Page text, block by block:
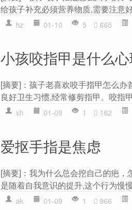
给孩子补充必须营养物质,需要注意
hz 01-10 5 665
小孩咬指甲是什么
[摘要]：孩子老喜欢咬手指甲怎么
良好卫生习惯,经常修剪指甲。咬指
xh 01-09 1 162
爱抠手指是焦虑
[摘要]：我为什么总会挖自己的疤
是随着自我意识的提升,这个行为慢
ak 01-09 1 966